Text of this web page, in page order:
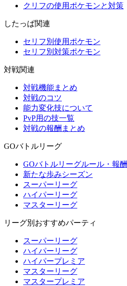
クリフの使用ポケモンと対策
したっぱ関連
セリフ別使用ポケモン
セリフ別対策ポケモン
対戦関連
対戦機能まとめ
対戦のコツ
能力変化技について
PvP用の技一覧
対戦の報酬まとめ
GOバトルリーグ
GOバトルリーグルール・報酬
新たな歩みシーズン
スーパーリーグ
ハイパーリーグ
マスターリーグ
リーグ別おすすめパーティ
スーパーリーグ
ハイパーリーグ
ハイパープレミア
マスターリーグ
マスタープレミア